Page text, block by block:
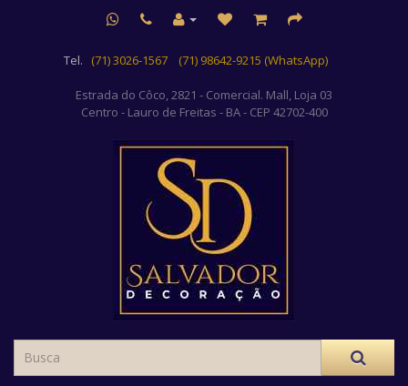
Tel. (71) 3026-1567 (71) 98642-9215 (WhatsApp)
Estrada do Côco, 2821 - Comercial. Mall, Loja 03
Centro - Lauro de Freitas - BA - CEP 42702-400